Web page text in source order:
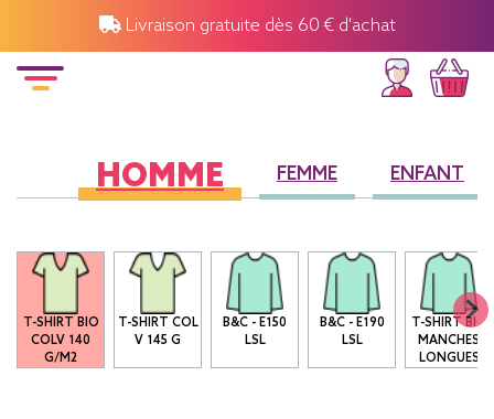
Livraison gratuite dès 60 € d'achat
HOMME FEMME ENFANT
T-SHIRT BIO
COLV 140
G/M2
T-SHIRT COL
V 145 G
B&C - E150
LSL
B&C - E190
LSL
T-SHIRT BIO
MANCHES
LONGUES